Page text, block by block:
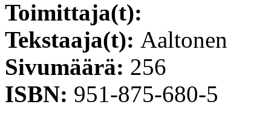
Toimittaja(t):
Tekstaaja(t): Aaltonen
Sivumäärä: 256
ISBN: 951-875-680-5